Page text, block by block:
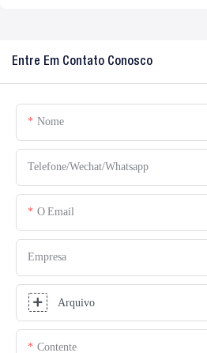
Entre Em Contato Conosco
Nome
Telefone/Wechat/Whatsapp
O Email
Empresa
Arquivo
Contente